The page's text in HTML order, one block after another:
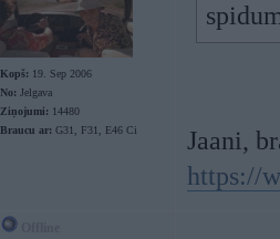
Kopš: 19. Sep 2006
No: Jelgava
Ziņojumi: 14480
Braucu ar: G31, F31, E46 Ci
Jaani,
https://